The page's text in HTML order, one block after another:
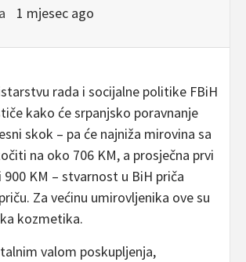
1 mjesec ago
rada i socijalne politike FBiH
kako će srpanjsko poravnanje
skok – pa će najniža mirovina sa
na oko 706 KM, a prosječna prvi
KM – stvarnost u BiH priča
Za većinu umirovljenika ove su
kozmetika.
valom poskupljenja,